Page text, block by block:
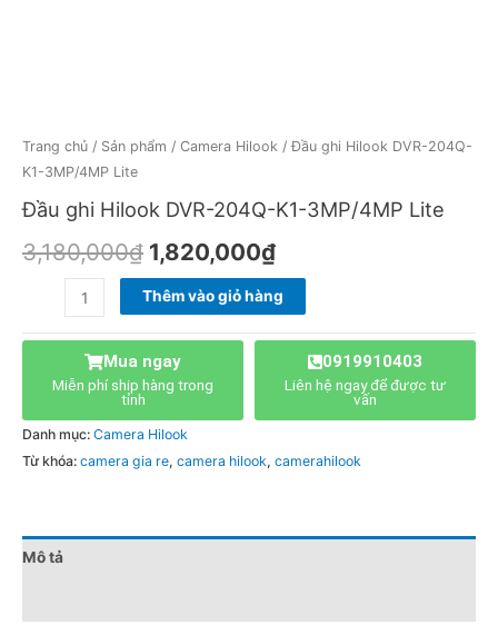
Trang chủ / Sản phẩm / Camera Hilook / Đầu ghi Hilook DVR-204Q-
K1-3MP/4MP Lite
Đầu ghi Hilook DVR-204Q-K1-3MP/4MP Lite
3,180,000₫ 1,820,000₫
Thêm vào giỏ hàng
Mua ngay
Miễn phí ship hàng trong
tỉnh
0919910403
Liên hệ ngay để được tư
vấn
Danh mục: Camera Hilook
Từ khóa: camera gia re, camera hilook, camerahilook
Mô tả